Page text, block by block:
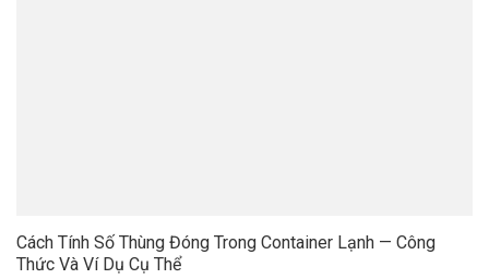
Cách Tính Số Thùng Đóng Trong Container Lạnh — Công
Thức Và Ví Dụ Cụ Thể